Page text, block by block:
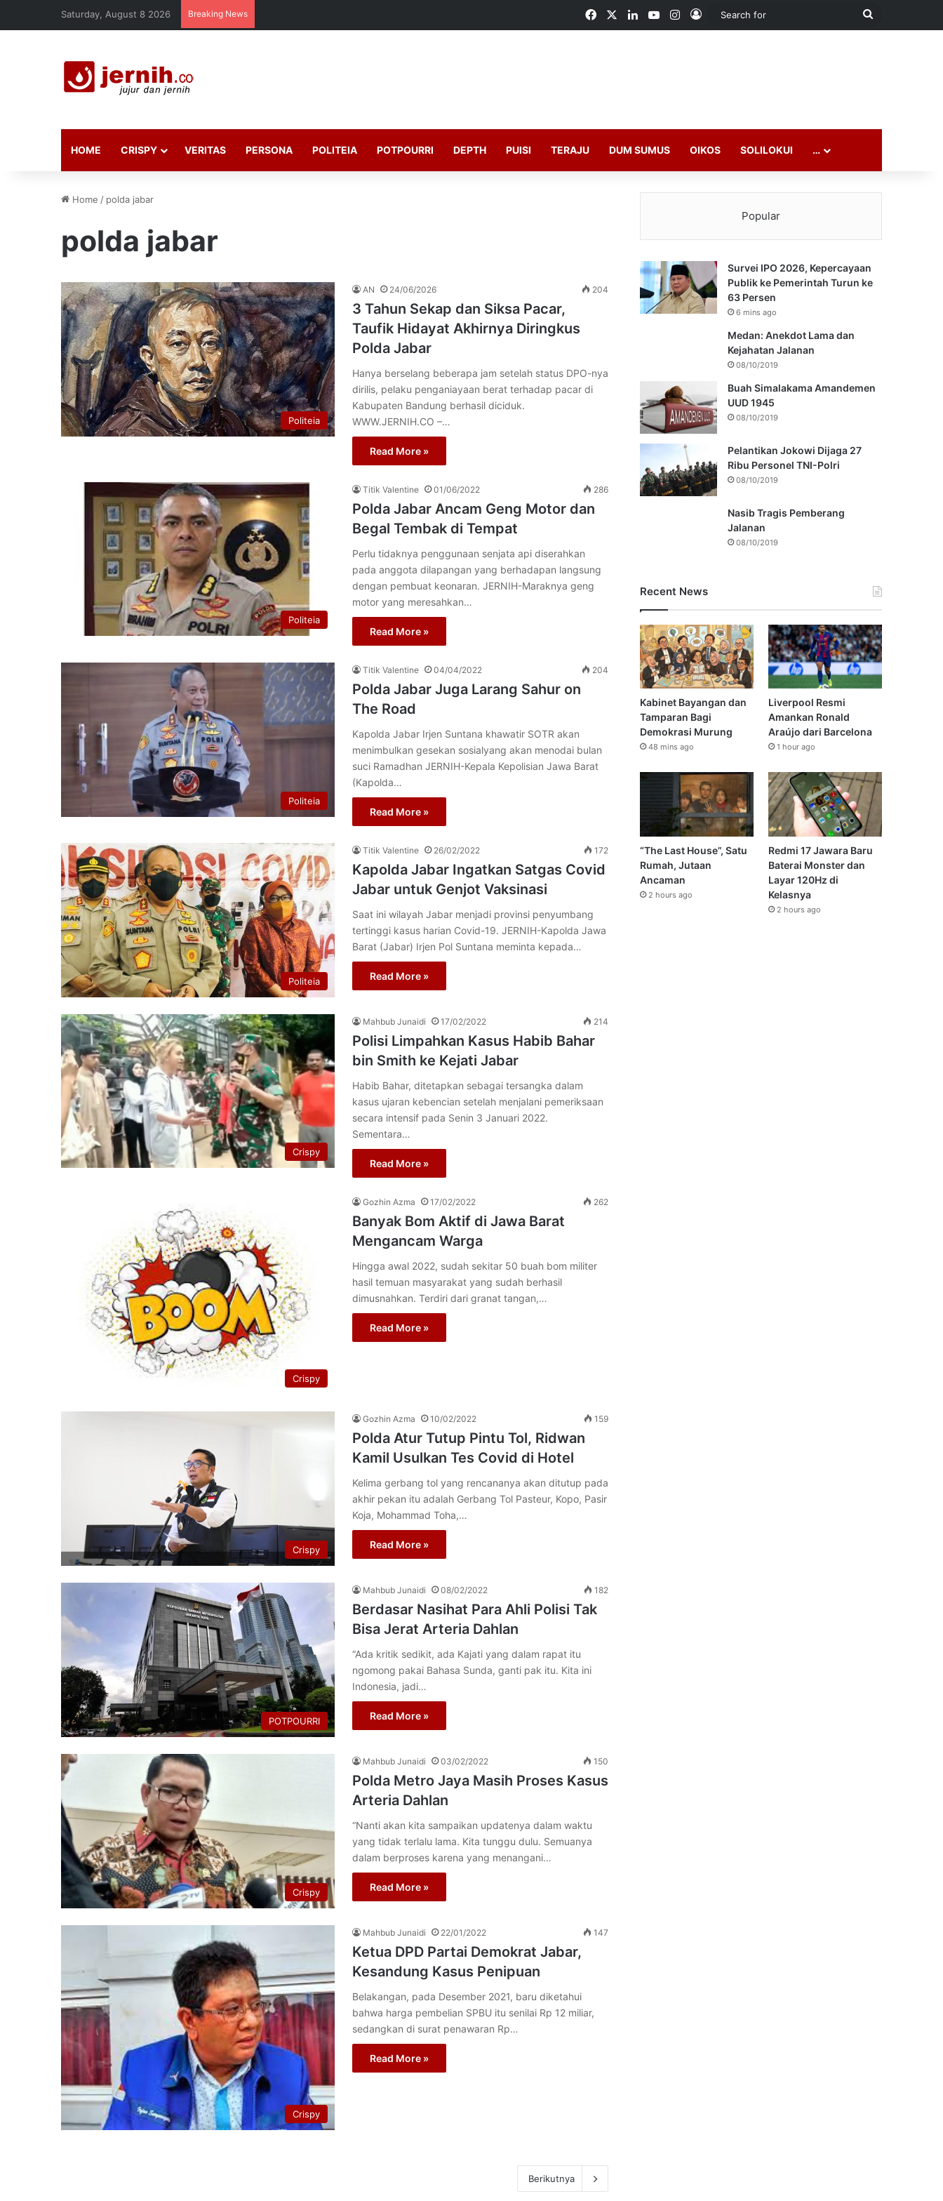
Saturday, August 8 2026 Breaking News FacebookLinkedInYouTubeInstagram
Log In
Search
HOME CRISPY VERITAS PERSONA POLITEIA POTPOURRI DEPTH PUISI TERAJU DUM SUMUS OIKOS SOLILOKUI …
Home / polda jabar
polda jabar
Politeia
AN 24/06/2026 204
3 Tahun Sekap dan Siksa Pacar,
Taufik Hidayat Akhirnya Diringkus
Polda Jabar
Hanya berselang beberapa jam setelah status DPO-nya
dirilis, pelaku penganiayaan berat terhadap pacar di
Kabupaten Bandung berhasil diciduk.
WWW.JERNIH.CO –…
Read More »
Politeia
Titik Valentine 01/06/2022 286
Polda Jabar Ancam Geng Motor dan
Begal Tembak di Tempat
Perlu tidaknya penggunaan senjata api diserahkan
pada anggota dilapangan yang berhadapan langsung
dengan pembuat keonaran. JERNIH-Maraknya geng
motor yang meresahkan…
Read More »
Politeia
Titik Valentine 04/04/2022 204
Polda Jabar Juga Larang Sahur on
The Road
Kapolda Jabar Irjen Suntana khawatir SOTR akan
menimbulkan gesekan sosialyang akan menodai bulan
suci Ramadhan JERNIH-Kepala Kepolisian Jawa Barat
(Kapolda…
Read More »
Politeia
Titik Valentine 26/02/2022 172
Kapolda Jabar Ingatkan Satgas Covid
Jabar untuk Genjot Vaksinasi
Saat ini wilayah Jabar menjadi provinsi penyumbang
tertinggi kasus harian Covid-19. JERNIH-Kapolda Jawa
Barat (Jabar) Irjen Pol Suntana meminta kepada…
Read More »
Crispy
Mahbub Junaidi 17/02/2022 214
Polisi Limpahkan Kasus Habib Bahar
bin Smith ke Kejati Jabar
Habib Bahar, ditetapkan sebagai tersangka dalam
kasus ujaran kebencian setelah menjalani pemeriksaan
secara intensif pada Senin 3 Januari 2022.
Sementara…
Read More »
Crispy
Gozhin Azma 17/02/2022 262
Banyak Bom Aktif di Jawa Barat
Mengancam Warga
Hingga awal 2022, sudah sekitar 50 buah bom militer
hasil temuan masyarakat yang sudah berhasil
dimusnahkan. Terdiri dari granat tangan,…
Read More »
Crispy
Gozhin Azma 10/02/2022 159
Polda Atur Tutup Pintu Tol, Ridwan
Kamil Usulkan Tes Covid di Hotel
Kelima gerbang tol yang rencananya akan ditutup pada
akhir pekan itu adalah Gerbang Tol Pasteur, Kopo, Pasir
Koja, Mohammad Toha,…
Read More »
POTPOURRI
Mahbub Junaidi 08/02/2022 182
Berdasar Nasihat Para Ahli Polisi Tak
Bisa Jerat Arteria Dahlan
“Ada kritik sedikit, ada Kajati yang dalam rapat itu
ngomong pakai Bahasa Sunda, ganti pak itu. Kita ini
Indonesia, jadi…
Read More »
Crispy
Mahbub Junaidi 03/02/2022 150
Polda Metro Jaya Masih Proses Kasus
Arteria Dahlan
“Nanti akan kita sampaikan updatenya dalam waktu
yang tidak terlalu lama. Kita tunggu dulu. Semuanya
dalam berproses karena yang menangani…
Read More »
Crispy
Mahbub Junaidi 22/01/2022 147
Ketua DPD Partai Demokrat Jabar,
Kesandung Kasus Penipuan
Belakangan, pada Desember 2021, baru diketahui
bahwa harga pembelian SPBU itu senilai Rp 12 miliar,
sedangkan di surat penawaran Rp…
Read More »
Berikutnya
Popular
Survei IPO 2026, Kepercayaan
Publik ke Pemerintah Turun ke
63 Persen
6 mins ago
Medan: Anekdot Lama dan
Kejahatan Jalanan
08/10/2019
Buah Simalakama Amandemen
UUD 1945
08/10/2019
Pelantikan Jokowi Dijaga 27
Ribu Personel TNI-Polri
08/10/2019
Nasib Tragis Pemberang
Jalanan
08/10/2019
Recent News
Kabinet Bayangan dan
Tamparan Bagi
Demokrasi Murung
48 mins ago
Liverpool Resmi
Amankan Ronald
Araújo dari Barcelona
1 hour ago
“The Last House”, Satu
Rumah, Jutaan
Ancaman
2 hours ago
Redmi 17 Jawara Baru
Baterai Monster dan
Layar 120Hz di
Kelasnya
2 hours ago